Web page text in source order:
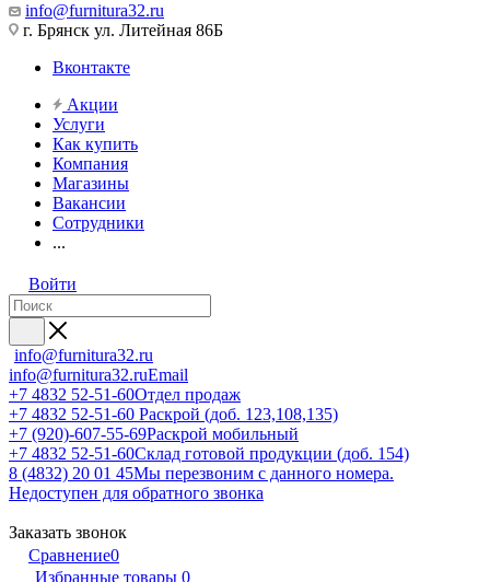
info@furnitura32.ru
г. Брянск ул. Литейная 86Б
Вконтакте
Акции
Услуги
Как купить
Компания
Магазины
Вакансии
Сотрудники
...
Войти
info@furnitura32.ru
info@furnitura32.ruEmail
+7 4832 52-51-60Отдел продаж
+7 4832 52-51-60 Раскрой (доб. 123,108,135)
+7 (920)-607-55-69Раскрой мобильный
+7 4832 52-51-60Склад готовой продукции (доб. 154)
8 (4832) 20 01 45Мы перезвоним с данного номера.
Недоступен для обратного звонка
Заказать звонок
Сравнение0
Избранные товары 0